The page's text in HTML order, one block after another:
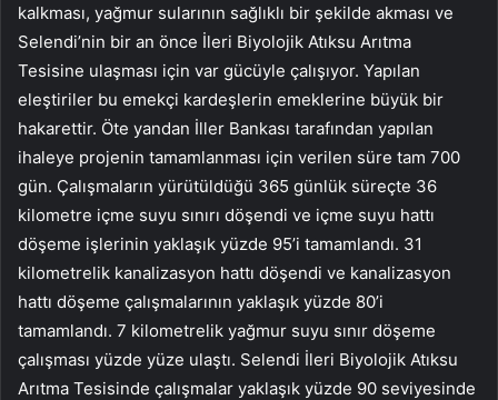
kalkması, yağmur sularının sağlıklı bir şekilde akması ve
Selendi’nin bir an önce İleri Biyolojik Atıksu Arıtma
Tesisine ulaşması için var gücüyle çalışıyor. Yapılan
eleştiriler bu emekçi kardeşlerin emeklerine büyük bir
hakarettir. Öte yandan İller Bankası tarafından yapılan
ihaleye projenin tamamlanması için verilen süre tam 700
gün. Çalışmaların yürütüldüğü 365 günlük süreçte 36
kilometre içme suyu sınırı döşendi ve içme suyu hattı
döşeme işlerinin yaklaşık yüzde 95’i tamamlandı. 31
kilometrelik kanalizasyon hattı döşendi ve kanalizasyon
hattı döşeme çalışmalarının yaklaşık yüzde 80’i
tamamlandı. 7 kilometrelik yağmur suyu sınır döşeme
çalışması yüzde yüze ulaştı. Selendi İleri Biyolojik Atıksu
Arıtma Tesisinde çalışmalar yaklaşık yüzde 90 seviyesinde